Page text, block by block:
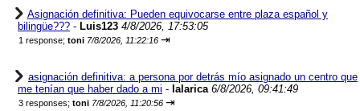
Asignación definitiva: Pueden equivocarse entre plaza español y
bilingüe??? - Luis123 4/8/2026, 17:53:05
1 response; toni 7/8/2026, 11:22:16 ⇥
asignación definitiva: a persona por detrás mío asignado un centro que
me tenían que haber dado a mi - lalarica 6/8/2026, 09:41:49
3 responses; toni 7/8/2026, 11:20:56 ⇥